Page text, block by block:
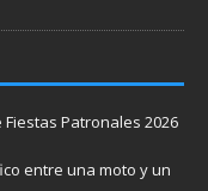
Patronales 2026
entre una moto y un